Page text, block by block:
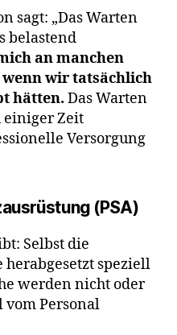
sagt: „Das Warten
belastend
an manchen
wir tat­sächlich
hätten. Das Warten
einiger Zeit
Versorgung
(PSA)
Selbst die
speziell
werden nicht oder
Personal